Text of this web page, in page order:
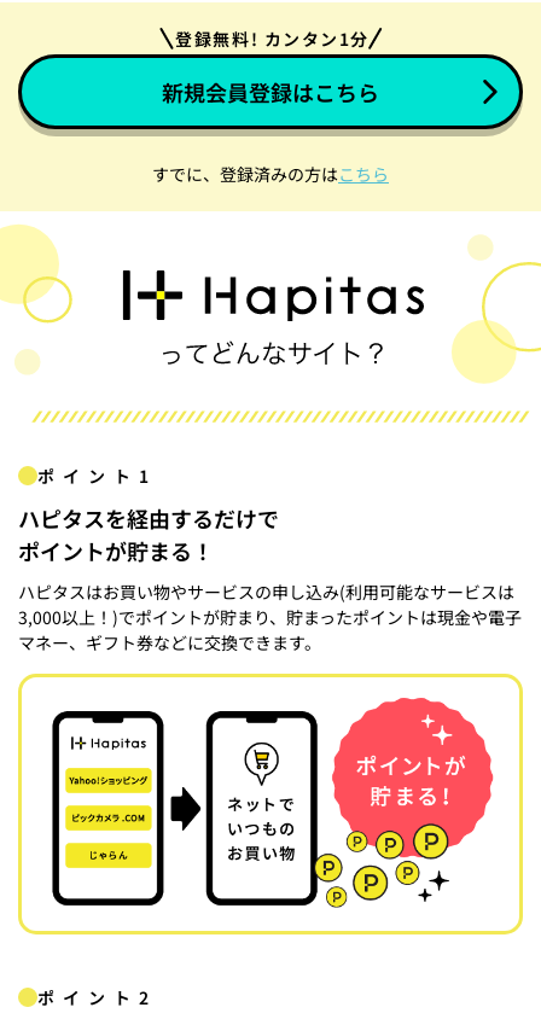
登録無料! カンタン1分
新規会員登録はこちら
すでに、登録済みの方はこちら
ポイント1
ハピタスを経由するだけで
ポイントが貯まる！
ハピタスはお買い物やサービスの申し込み(利用可能なサービスは
3,000以上！)でポイントが貯まり、貯まったポイントは現金や電子
マネー、ギフト券などに交換できます。
ポイント2